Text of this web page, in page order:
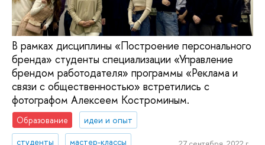
В рамках дисциплины «Построение персонального
бренда» студенты специализации «Управление
брендом работодателя» программы «Реклама и
связи с общественностью» встретились с
фотографом Алексеем Костроминым.
Образование
идеи и опыт
студенты
мастер-классы